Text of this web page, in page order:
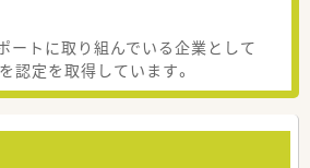
ートに取り組んでいる企業として
認定を取得しています。